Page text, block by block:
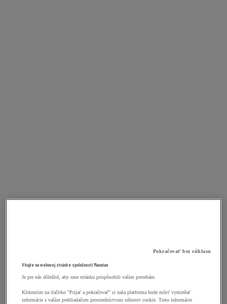
Pokračovať bez súhlasu
Vitajte na webovej stránke spoločnosti Manutan
Je pre nás dôležité, aby sme stránku prispôsobili vašim potrebám.
Kliknutím na tlačitko "Prijať a pokračovať" si naša platforma bude môcť vymieňať
informácie s vaším prehliadačom prostredníctvom súborov cookie. Tieto informácie